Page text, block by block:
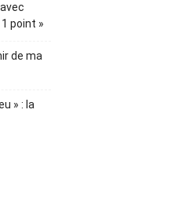
point »
de ma
» : la